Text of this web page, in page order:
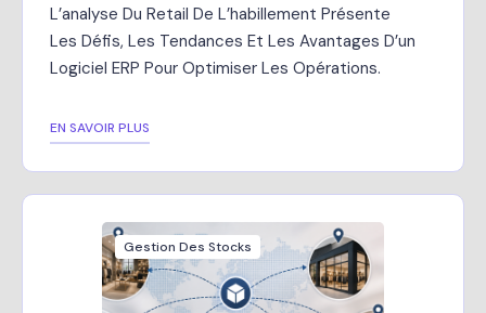
L’analyse Du Retail De L’habillement Présente
Les Défis, Les Tendances Et Les Avantages D’un
Logiciel ERP Pour Optimiser Les Opérations.
EN SAVOIR PLUS
Gestion Des Stocks